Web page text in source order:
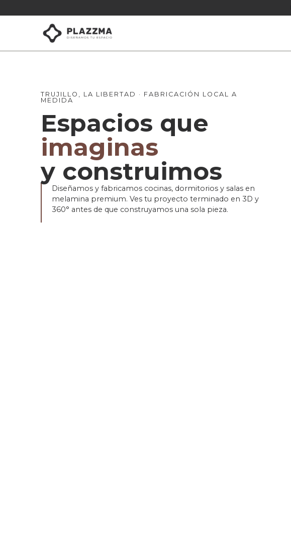
TRUJILLO, LA LIBERTAD · FABRICACIÓN LOCAL A
MEDIDA
Espacios que
imaginas
y construimos
Diseñamos y fabricamos cocinas, dormitorios y salas en
melamina premium. Ves tu proyecto terminado en 3D y
360° antes de que construyamos una sola pieza.